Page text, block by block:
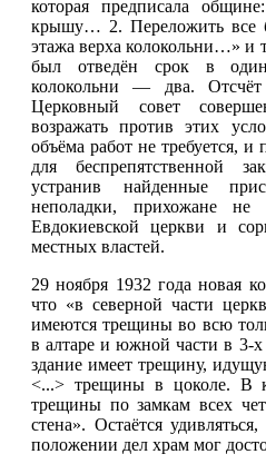
которая предписала
крышу… 2. Переложить все
этажа верха колокольни…» и
был отведён срок в
колокольни — два.
Церковный совет
возражать против этих
объёма работ не требуется, и
для беспрепятственной
устранив найденные
неполадки, прихожане
Евдокиевской церкви и
местных властей.
29 ноября 1932 года новая
что «в северной части
имеются трещины во всю
в алтаре и южной части в 3-х
здание имеет трещину,
<...> трещины в цоколе. В
трещины по замкам всех
стена». Остаётся
положении дел храм мог